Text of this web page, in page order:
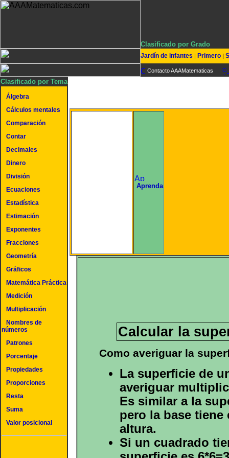
Clasificado por Grado
Jardín de infantes | Primero |
Contacto AAAMatematicas
Clasificado por Tema
Álgebra
Cálculos mentales
Comparación
Contar
Decimales
Dinero
División
Ecuaciones
Estadística
Estimación
Exponentes
Fracciones
Geometría
Gráficos
Matemática Práctica
Medición
Multiplicación
Nombres de
números
Patrones
Porcentaje
Propiedades
Proporciones
Resta
Suma
Valor posicional
Aprenda
Calcular la
Como averiguar la
La superficie de
averiguar
Es similar a la
pero la base
altura.
Si un cuadrado